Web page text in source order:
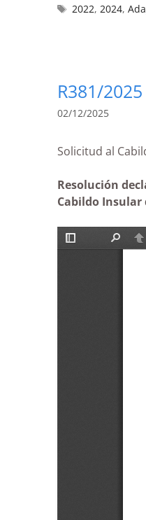
2022,2024,
R381/2025
02/12/2025
Solicitud al
Resolución
Cabildo Insular